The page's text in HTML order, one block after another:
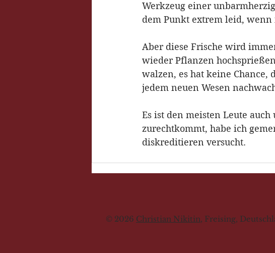
Werkzeug einer
dem Punkt extrem leid,
Aber diese Frische wird
wieder Pflanzen
walzen, es hat keine
jedem neuen Wesen
Es ist den meisten Leute
zurechtkommt, habe ich
diskreditieren versucht.
© 2026 Christian Nikitin, Freising,